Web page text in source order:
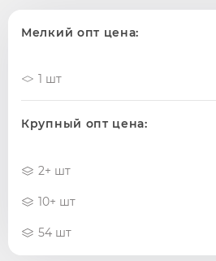
Мелкий опт цена:
1 шт
Крупный опт цена:
2+ шт
10+ шт
54 шт